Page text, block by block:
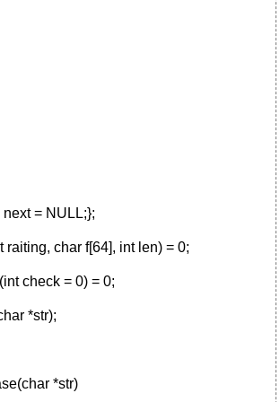
next = NULL;};
raiting, char f[64], int len) = 0;
check = 0) = 0;
*str);
*str)